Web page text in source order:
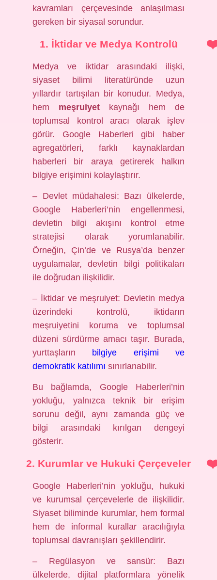
kavramları çerçevesinde anlaşılması
gereken bir siyasal sorundur.
1. İktidar ve Medya Kontrolü
Medya ve iktidar arasındaki ilişki,
siyaset bilimi literatüründe uzun
yıllardır tartışılan bir konudur. Medya,
hem meşruiyet kaynağı hem de
toplumsal kontrol aracı olarak işlev
görür. Google Haberleri gibi haber
agregatörleri, farklı kaynaklardan
haberleri bir araya getirerek halkın
bilgiye erişimini kolaylaştırır.
– Devlet müdahalesi: Bazı ülkelerde,
Google Haberleri’nin engellenmesi,
devletin bilgi akışını kontrol etme
stratejisi olarak yorumlanabilir.
Örneğin, Çin’de ve Rusya’da benzer
uygulamalar, devletin bilgi politikaları
ile doğrudan ilişkilidir.
– İktidar ve meşruiyet: Devletin medya
üzerindeki kontrolü, iktidarın
meşruiyetini koruma ve toplumsal
düzeni sürdürme amacı taşır. Burada,
yurttaşların bilgiye erişimi ve
demokratik katılımı sınırlanabilir.
Bu bağlamda, Google Haberleri’nin
yokluğu, yalnızca teknik bir erişim
sorunu değil, aynı zamanda güç ve
bilgi arasındaki kırılgan dengeyi
gösterir.
2. Kurumlar ve Hukuki Çerçeveler
Google Haberleri’nin yokluğu, hukuki
ve kurumsal çerçevelerle de ilişkilidir.
Siyaset biliminde kurumlar, hem formal
hem de informal kurallar aracılığıyla
toplumsal davranışları şekillendirir.
– Regülasyon ve sansür: Bazı
ülkelerde, dijital platformlara yönelik